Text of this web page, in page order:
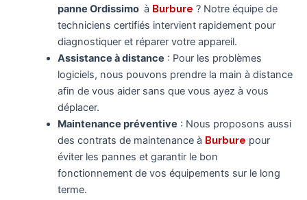
panne Ordissimoà Burbure ? Notre équipe de
techniciens certifiés intervient rapidement pour
diagnostiquer et réparer votre appareil.
Assistance à distance : Pour les problèmes
logiciels, nous pouvons prendre la main à distance
afin de vous aider sans que vous ayez à vous
déplacer.
Maintenance préventive : Nous proposons aussi
des contrats de maintenance à Burbure pour
éviter les pannes et garantir le bon
fonctionnement de vos équipements sur le long
terme.